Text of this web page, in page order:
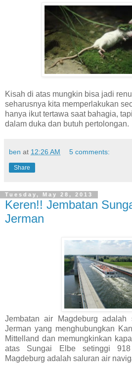
Kisah di atas mungkin bisa jadi
seharusnya kita memperlakukan
hanya ikut tertawa saat bahagia,
dalam duka dan butuh pertolongan.
ben at 12:26 AM 5 comments:
Share
Tuesday, May 28, 2013
Keren!! Jembatan
Jerman
Jembatan air Magdeburg
Jerman yang menghubungkan
Mittelland dan memungkinkan
atas Sungai Elbe setinggi
Magdeburg adalah saluran air